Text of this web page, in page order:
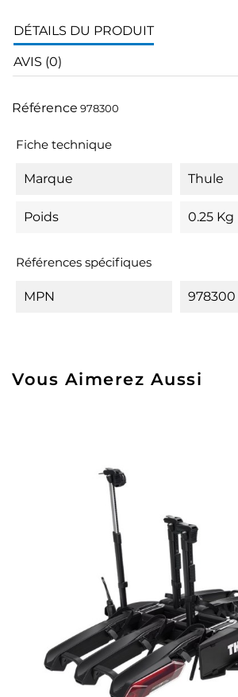
DÉTAILS DU PRODUIT
AVIS (0)
Référence 978300
Fiche technique
Marque Thule
Poids 0.25 Kg
Références spécifiques
MPN 978300
Vous Aimerez Aussi